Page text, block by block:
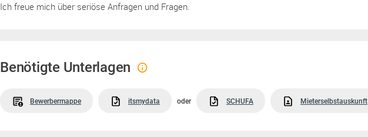
Ich freue mich über seriöse Anfragen und Fragen.
Benötigte Unterlagen
Bewerbermappe itsmydata oder SCHUFA Mieterselbstauskunft